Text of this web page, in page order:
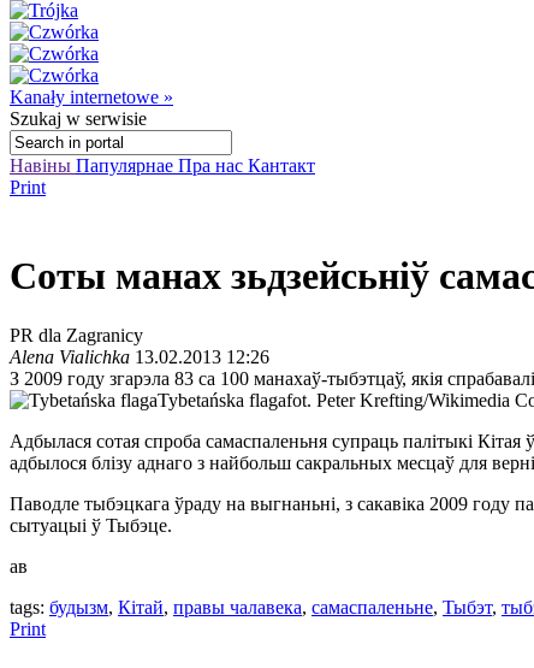
Kanały internetowe »
Szukaj w serwisie
Навіны Папулярнае Пра нас Кантакт
Print
Соты манах зьдзейсьніў
PR dla Zagranicy
Alena Vialichka 13.02.2013 12:26
З 2009 году згарэла 83 са 100 манахаў-тыбэтцаў, якія
Tybetańska flagafot. Peter Krefting/Wikimedia
Адбылася сотая спроба самаспаленьня супраць палітыкі
адбылося блізу аднаго з найбольш сакральных месцаў для
Паводле тыбэцкага ўраду на выгнаньні, з сакавіка 2009
сытуацыі ў Тыбэце.
ав
tags: будызм, Кітай, правы чалавека, самаспаленьне, Тыбэт,
Print